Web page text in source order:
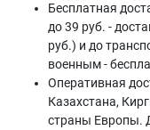
Бесплатная
до 39 руб. -
руб.) и до
военным -
Оперативная
Казахстана,
страны Европы.